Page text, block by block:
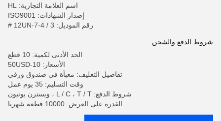
اسم العلامة التجارية: HL
إصدار الشهادات: ISO9001
رقم الموديل: 3 / 4-12UN-7 #
شروط الدفع والشحن
الحد الأدنى لكمية: 10 قطع
الأسعار: 10-50USD
تفاصيل التغليف: معبأة في صندوق ورقي
وقت التسليم: 35 يوم عمل
شروط الدفع: L / C ، T / T ، ويسترن يونيون
القدرة على العرض: 10000 قطعة شهريا